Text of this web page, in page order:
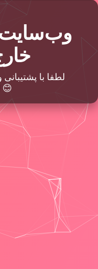
لطفا با
فرمایید